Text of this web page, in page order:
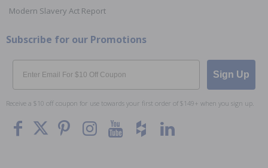
Modern Slavery Act Report
Subscribe for our Promotions
Email
Sign Up
Receive a $10 off coupon for use towards your first order of $149+ when you sign up.